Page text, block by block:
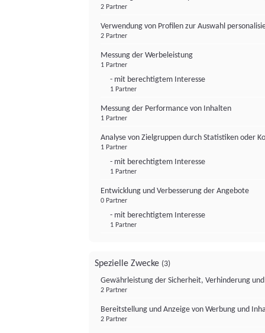
2 Partner
Verwendung von Profilen zur Auswahl
2 Partner
Messung der Werbeleistung
1 Partner
- mit berechtigtem Interesse
1 Partner
Messung der Performance von Inhalten
1 Partner
Analyse von Zielgruppen durch Statistiken oder
1 Partner
- mit berechtigtem Interesse
1 Partner
Entwicklung und Verbesserung der Angebote
0 Partner
- mit berechtigtem Interesse
1 Partner
Spezielle Zwecke (3)
Gewährleistung der Sicherheit, Verhinderung
2 Partner
Bereitstellung und Anzeige von Werbung und
2 Partner